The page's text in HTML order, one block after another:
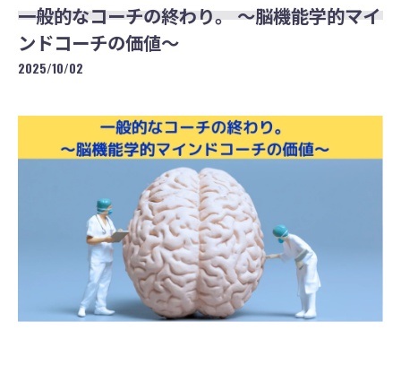
一般的なコーチの終わり。 〜脳機能学的マイ
ンドコーチの価値〜
2025/10/02